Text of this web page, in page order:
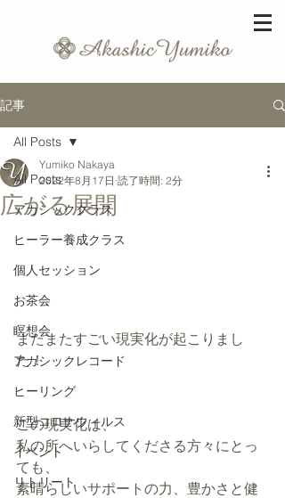
記事
All Posts
アカシッククラス
ヒーラー養成クラス
個人セッション
お茶会
瞑想会
アカシックレコード
ヒーリング
新型コロナウィルス
イベント
リトリート
All Posts
広がる展開
Yumiko Nakaya
2022年8月17日 読了時間: 2分
またまたすごい現実化が起こりまし
た！
この現実化は、
私の所へいらしてくださる方々にとっ
ても、
素晴らしいサポートの力、豊かさと健